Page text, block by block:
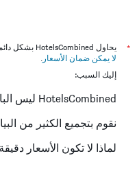
*
يحاول HotelsCombined بشكل دائم الحصول على الأسعار الدقيقة، ولكن
لا يمكن ضمان الأسعار .
إليك السبب:
HotelsCombined ليس البائع
نقوم بتجميع الكثير من
لماذا لا تكون الأسعار دقيقة